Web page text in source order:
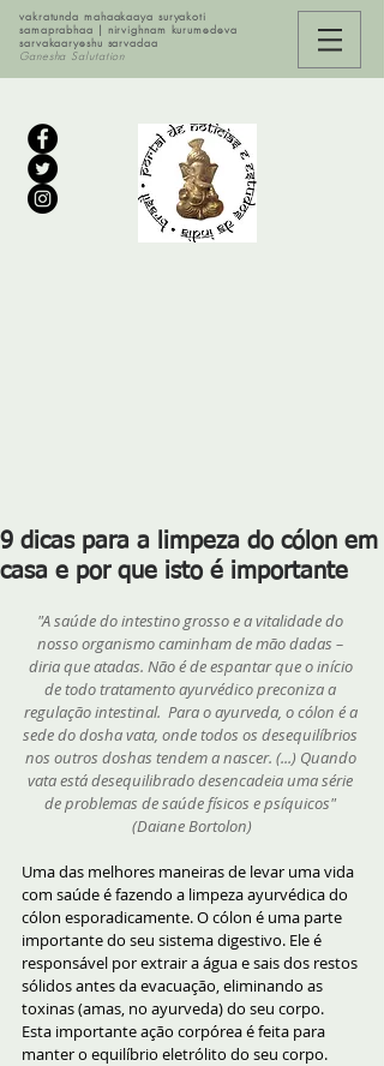
vakratunda mahaakaaya suryakoti
samaprabhaa | nirvighnam kurumedeva
sarvakaaryeshu sarvadaa
Ganesha Salutation
9 dicas para a limpeza do cólon em
casa e por que isto é importante
"A saúde do intestino grosso e a vitalidade do
nosso organismo caminham de mão dadas –
diria que atadas. Não é de espantar que o início
de todo tratamento ayurvédico preconiza a
regulação intestinal.  Para o ayurveda, o cólon é a
sede do dosha vata, onde todos os desequilíbrios
nos outros doshas tendem a nascer. (...) Quando
vata está desequilibrado desencadeia uma série
de problemas de saúde físicos e psíquicos"
(Daiane Bortolon)
Uma das melhores maneiras de levar uma vida
com saúde é fazendo a limpeza ayurvédica do
cólon esporadicamente. O cólon é uma parte
importante do seu sistema digestivo. Ele é
responsável por extrair a água e sais dos restos
sólidos antes da evacuação, eliminando as
toxinas (amas, no ayurveda) do seu corpo.
Esta importante ação corpórea é feita para
manter o equilíbrio eletrólito do seu corpo.